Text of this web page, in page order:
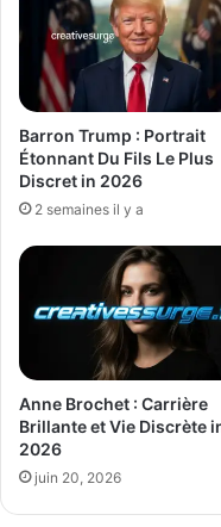
Barron Trump : Portrait
Étonnant Du Fils Le Plus
Discret in 2026
2 semaines il y a
Anne Brochet : Carrière
Brillante et Vie Discrète
2026
juin 20, 2026